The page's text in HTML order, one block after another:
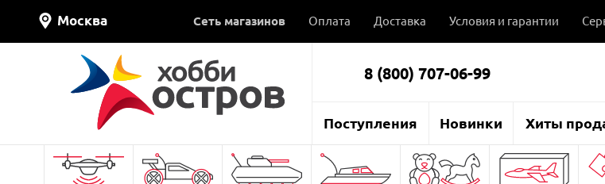
Москва Сеть магазинов Оплата Доставка Условия и гарантии
8 (800) 707-06-99
Поступления Новинки Хиты